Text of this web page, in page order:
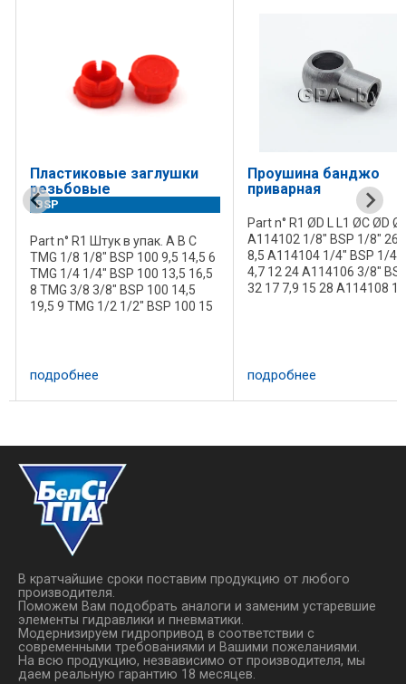
Пластиковые заглушки
резьбовые
BSP
Part n° R1 Штук в упак. A В C
TMG 1/8 1/8" BSP 100 9,5 14,5 6
TMG 1/4 1/4" BSP 100 13,5 16,5
8 TMG 3/8 3/8" BSP 100 14,5
19,5 9 TMG 1/2 1/2" BSP 100 15
15,5 ...
подробнее
Проушина банджо
приварная
Part n° R1 ØD L L1 ØC ØD
A114102 1/8" BSP 1/8"
8,5 A114104 1/4" BSP 1/4"
4,7 12 24 A114106 3/8"
32 17 7,9 15 28 A114108
подробнее
В кратчайшие сроки поставим продукцию от любого
производителя.
Поможем Вам подобрать аналоги и заменим устаревшие
элементы гидравлики и пневматики.
Модернизируем гидропривод в соответствии с
современными требованиями и Вашими пожеланиями.
На всю продукцию, незвависимо от производителя, мы
даем реальную гарантию 18 месяцев.